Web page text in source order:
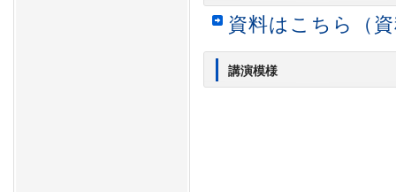
資料はこちら（
講演模様